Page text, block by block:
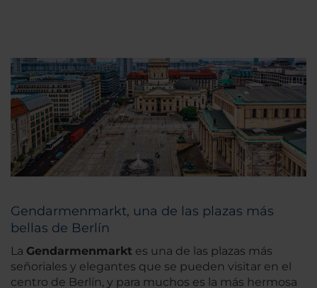
Gendarmenmarkt, una de las plazas más
bellas de Berlín
La Gendarmenmarkt es una de las plazas más
señoriales y elegantes que se pueden visitar en el
centro de Berlín, y para muchos es la más hermosa